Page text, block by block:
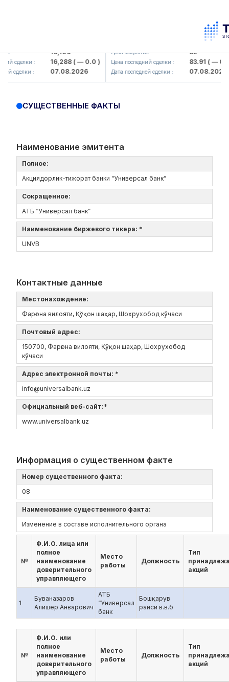
: 16,100
сделки : 16,288( — 0.0 )
сделки : 07.08.2026
KFSK (<Kafolat sug'urta
Цена закрытия : 82
Цена последний сделки : 83.91( — 0.0 )
Дата последней сделки : 07.08.2026
СУЩЕСТВЕННЫЕ ФАКТЫ
Наименование эмитента
Полное:
Акциядорлик-тижорат банки “Универсал банк”
Сокращенное:
АТБ “Универсал банк”
Наименование биржевого тикера: *
UNVB
Контактные данные
Местонахождение:
Фарғона вилояти, Қўқон шаҳар, Шохрухобод кўчаси
Почтовый адрес:
150700, Фарғона вилояти, Қўқон шаҳар, Шохрухобод
кўчаси
Адрес электронной почты: *
info@universalbank.uz
Официальный веб-сайт:*
www.universalbank.uz
Информация о существенном факте
Номер существенного факта:
08
Наименование существенного факта:
Изменение в составе исполнительного органа
№
Ф.И.О. лица или
полное
наименование
доверительного
управляющего
Место
работы
Должность
Тип
акций
1
Буваназаров
Алишер Анварович
АТБ
“Универсал
банк
Бошқарув
раиси в.в.б
№
Ф.И.О. или
полное
наименование
доверительного
управляющего
Место
работы
Должность
Тип
акций